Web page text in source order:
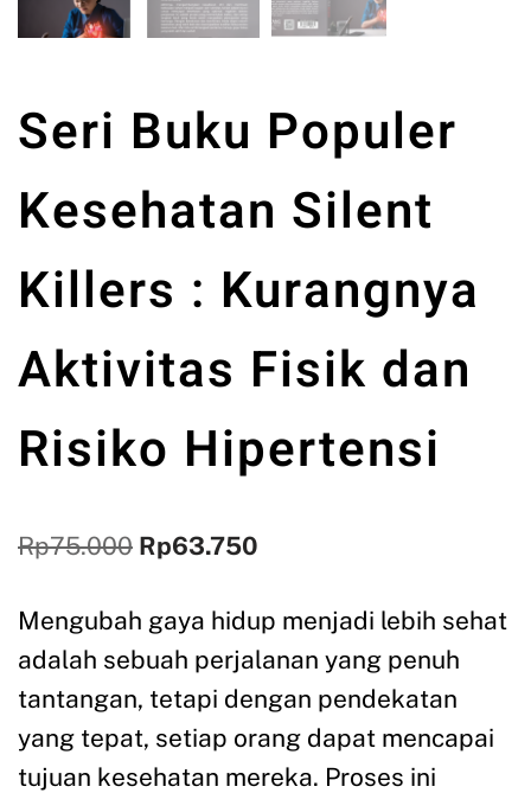
Seri Buku Populer
Kesehatan Silent
Killers : Kurangnya
Aktivitas Fisik dan
Risiko Hipertensi
Rp75.000 Rp63.750
Mengubah gaya hidup menjadi lebih sehat
adalah sebuah perjalanan yang penuh
tantangan, tetapi dengan pendekatan
yang tepat, setiap orang dapat mencapai
tujuan kesehatan mereka. Proses ini